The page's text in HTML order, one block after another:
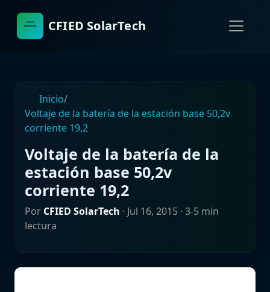
CFIED SolarTech
Inicio/
Voltaje de la batería de la estación base 50,2v
corriente 19,2
Voltaje de la batería de la
estación base 50,2v
corriente 19,2
Por CFIED SolarTech · Jul 16, 2015 · 3-5 min
lectura